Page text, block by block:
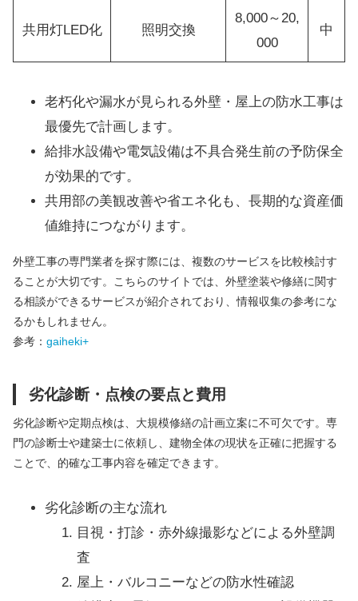
共用灯LED化 照明交換
8,000～20,
000
中
老朽化や漏水が見られる外壁・屋上の防水工事は
最優先で計画します。
給排水設備や電気設備は不具合発生前の予防保全
が効果的です。
共用部の美観改善や省エネ化も、長期的な資産価
値維持につながります。
外壁工事の専門業者を探す際には、 複数のサービスを比較検討す
ることが大切です。
こちらのサイトでは、 外壁塗装や修繕に関す
る相談ができるサービスが紹介されており、情報収集の参考にな
るかもしれません。
参考： gaiheki+
劣化診断・点検の要点と費用
劣化診断や定期点検は、大規模修繕の計画立案に不可欠です。専
門の診断士や建築士に依頼し、建物全体の現状を正確に把握する
ことで、的確な工事内容を確定できます。
劣化診断の主な流れ
目視・打診・赤外線撮影などによる外壁調
査
屋上・バルコニーなどの防水性確認